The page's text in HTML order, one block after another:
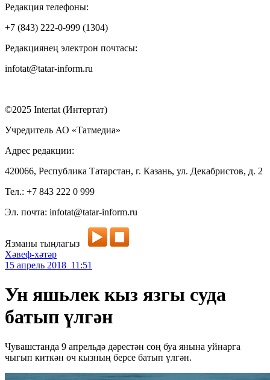
Редакция телефоны:
+7 (843) 222-0-999 (1304)
Редакциянең электрон почтасы:
infotat@tatar-inform.ru
©2025 Intertat (Интертат)
Учредитель АО «Татмедиа»
Адрес редакции:
420066, Республика Татарстан, г. Казань, ул. Декабристов, д. 2
Тел.: +7 843 222 0 999
Эл. почта: infotat@tatar-inform.ru
Язманы тыңлагыз
Хәвеф-хәтәр
15 апрель 2018 11:51
Ун яшьлек кыз язгы суда
батып үлгән
Чувашстанда 9 апрельдә дәрестән соң буа янына уйнарга
чыгып киткән өч кызның берсе батып үлгән.